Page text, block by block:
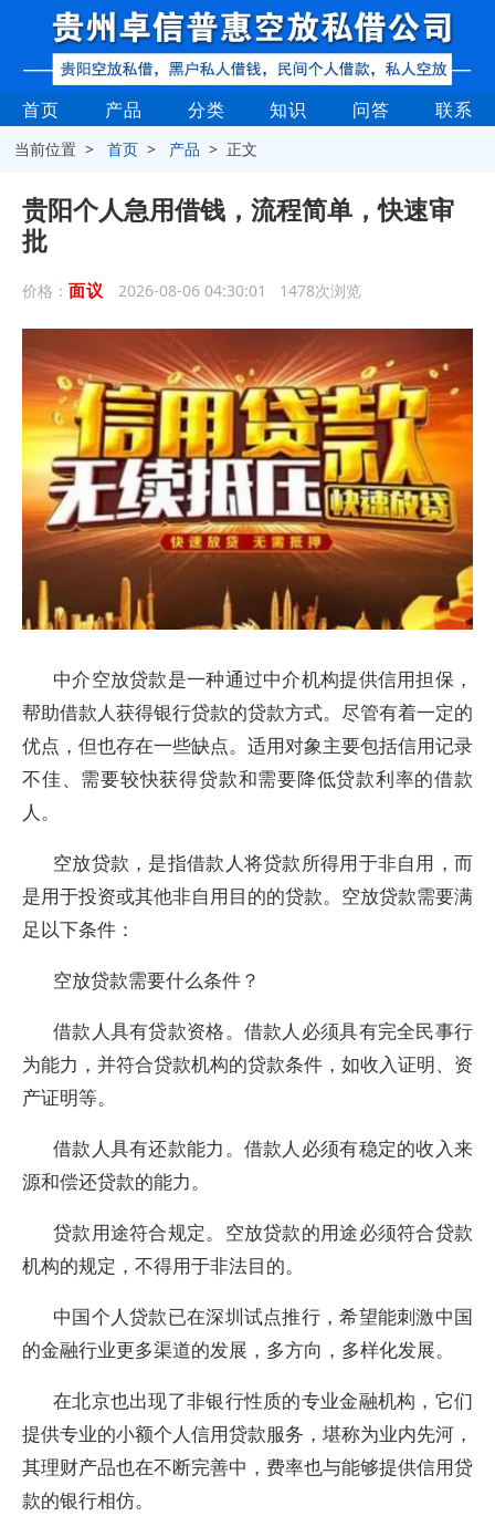
首页 产品 分类 知识 问答 联系
当前位置 >首页 > 产品 > 正文
贵阳个人急用借钱，流程简单，快速审
批
价格： 面议 2026-08-06 04:30:01 1478次浏览
中介空放贷款是一种通过中介机构提供信用担保，
帮助借款人获得银行贷款的贷款方式。尽管有着一定的
优点，但也存在一些缺点。适用对象主要包括信用记录
不佳、需要较快获得贷款和需要降低贷款利率的借款
人。
空放贷款，是指借款人将贷款所得用于非自用，而
是用于投资或其他非自用目的的贷款。空放贷款需要满
足以下条件：
空放贷款需要什么条件？
借款人具有贷款资格。借款人必须具有完全民事行
为能力，并符合贷款机构的贷款条件，如收入证明、资
产证明等。
借款人具有还款能力。借款人必须有稳定的收入来
源和偿还贷款的能力。
贷款用途符合规定。空放贷款的用途必须符合贷款
机构的规定，不得用于非法目的。
中国个人贷款已在深圳试点推行，希望能刺激中国
的金融行业更多渠道的发展，多方向，多样化发展。
在北京也出现了非银行性质的专业金融机构，它们
提供专业的小额个人信用贷款服务，堪称为业内先河，
其理财产品也在不断完善中，费率也与能够提供信用贷
款的银行相仿。